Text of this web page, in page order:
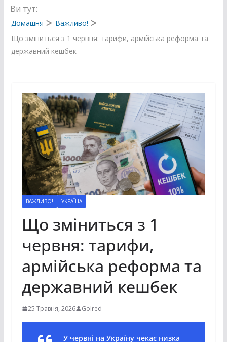
Ви тут:
Домашня
Важливо!
Що зміниться з 1 червня: тарифи, армійська реформа та
державний кешбек
ВАЖЛИВО! УКРАЇНА
Що зміниться з 1
червня: тарифи,
армійська реформа та
державний кешбек
25 Травня, 2026 Golred
У червні на Україну чекає низка